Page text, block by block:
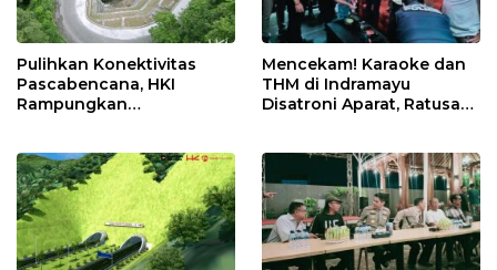
Pulihkan Konektivitas
Pascabencana, HKI
Rampungkan
Mencekam! Karaoke dan
THM di Indramayu
Disatroni Aparat, Ratusan